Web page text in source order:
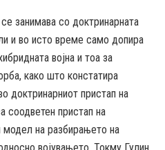
занимава со доктринарната
и во исто време само допира
војна и тоа за
како што констатира
доктринарниот пристап на
соодветен пристап на
модел на разбирањето на